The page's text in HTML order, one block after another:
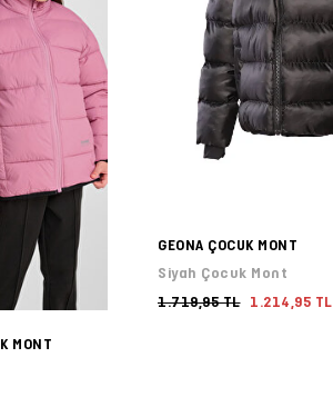
MONT
GEONA ÇOCUK MONT
Siyah Çocuk Mont
1.719,95 TL
1.214,95 TL